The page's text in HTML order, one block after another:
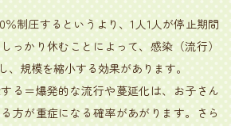
制圧するというより、1人1人が停止期間
っかり休むことによって、感染（流行）
、規模を縮小する効果があります。
る＝爆発的な流行や蔓延化は、お子さん
方が重症になる確率があがります。さら